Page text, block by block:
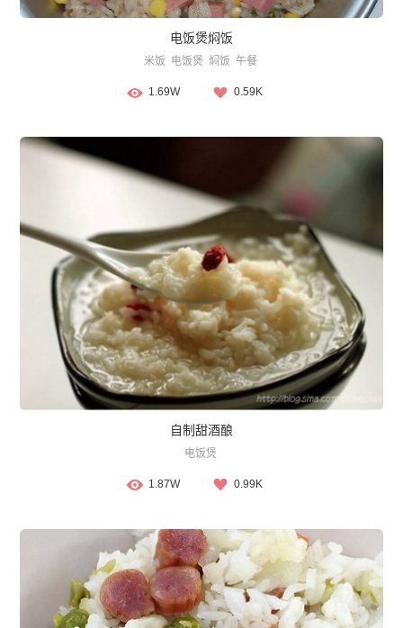
电饭煲焖饭
米饭 电饭煲 焖饭 午餐
1.69W 0.59K
自制甜酒酿
电饭煲
1.87W 0.99K